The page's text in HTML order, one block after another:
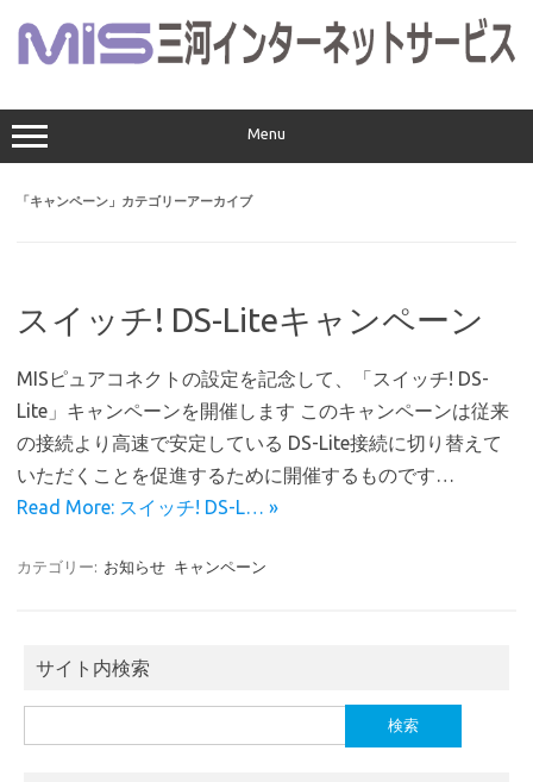
ス
キ
ッ
Menu
「キャンペーン 」カテゴリーアーカイブ
スイッチ! DS-Liteキャンペーン
MISピュアコネクトの設定を記念して、「スイッチ! DS-
Lite」キャンペーンを開催します このキャンペーンは従来
の接続より高速で安定している DS-Lite接続に切り替えて
いただくことを促進するために開催するものです…
Read More: スイッチ! DS-L… »
カテゴリー: お知らせ キャンペーン
サイト内検索
索: